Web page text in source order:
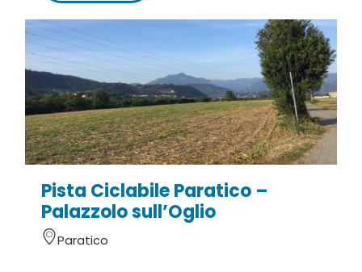
Pista Ciclabile Paratico –
Palazzolo sull’Oglio
Paratico